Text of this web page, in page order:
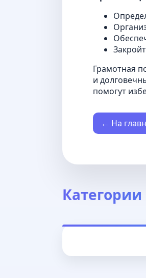
Грамотная
и
помогут
← На
Категории